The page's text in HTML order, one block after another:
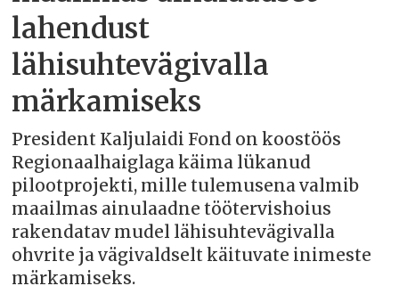
lahendust
lähisuhtevägivalla
märkamiseks
President Kaljulaidi Fond on koostöös
Regionaalhaiglaga käima lükanud
pilootprojekti, mille tulemusena valmib
maailmas ainulaadne töötervishoius
rakendatav mudel lähisuhtevägivalla
ohvrite ja vägivaldselt käituvate inimeste
märkamiseks.